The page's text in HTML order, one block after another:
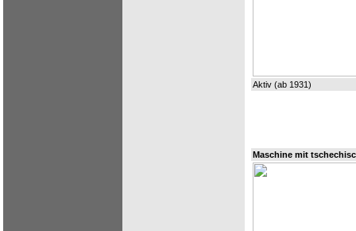
Aktiv (ab 1931)
Maschine mit